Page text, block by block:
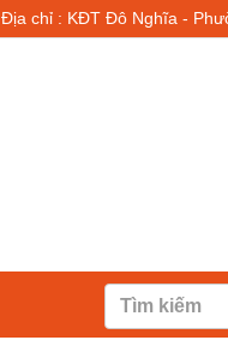
Địa chỉ : KĐT Đô Nghĩa -